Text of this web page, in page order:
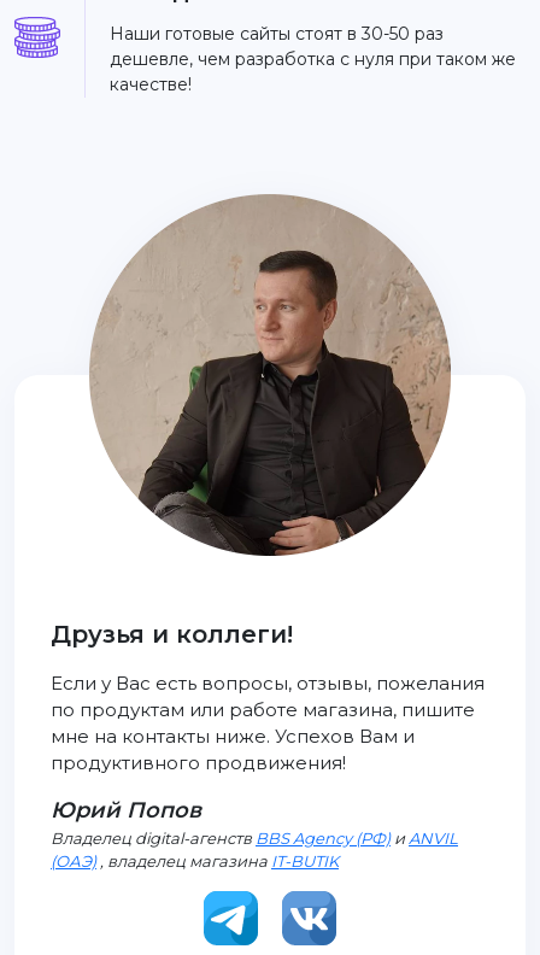
Наши готовые сайты стоят в 30-50 раз
дешевле, чем разработка с нуля при таком же
качестве!
Друзья и коллеги!
Если у Вас есть вопросы, отзывы, пожелания
по продуктам или работе магазина, пишите
мне на контакты ниже. Успехов Вам и
продуктивного продвижения!
Юрий Попов
Владелец digital-агенств BBS Agency (РФ)иANVIL
(ОАЭ), владелец магазина IT-BUTIK